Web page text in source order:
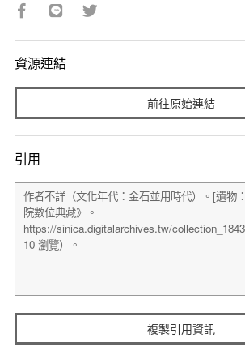
資源連結
前往原始連結
引用
複製引用資訊